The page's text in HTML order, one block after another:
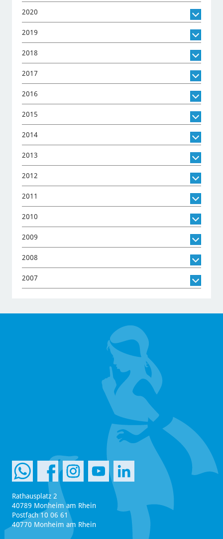
2020
2019
2018
2017
2016
2015
2014
2013
2012
2011
2010
2009
2008
2007
Rathausplatz 2
40789 Monheim am Rhein
Postfach 10 06 61
40770 Monheim am Rhein